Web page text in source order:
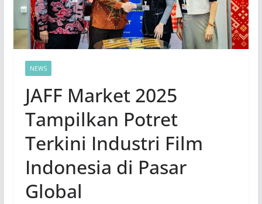
NEWS
JAFF Market 2025
Tampilkan Potret
Terkini Industri Film
Indonesia di Pasar
Global